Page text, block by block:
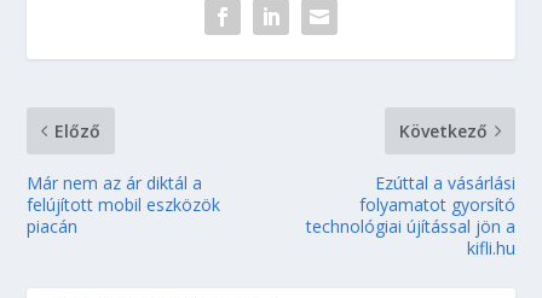
Előző
Már nem az ár diktál a
felújított mobil eszközök
piacán
Következő
Ezúttal a vásárlási
folyamatot gyorsító
technológiai újítással jön a
kifli.hu